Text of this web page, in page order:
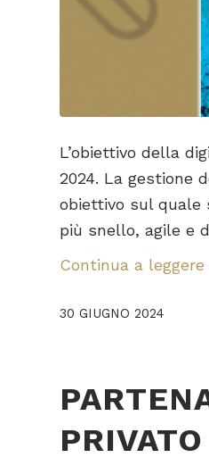
L’obiettivo della
2024. La gestione
obiettivo sul quale
più snello, agile e
Continua a leggere
30 GIUGNO 2024